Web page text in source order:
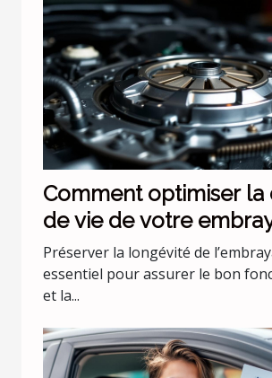
Comment optimiser la
de vie de votre
Préserver la longévité de
essentiel pour assurer le bon
et la...